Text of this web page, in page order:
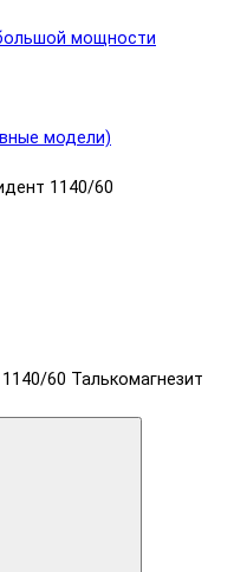
мощности
модели)
1140/60
60 Талькомагнезит